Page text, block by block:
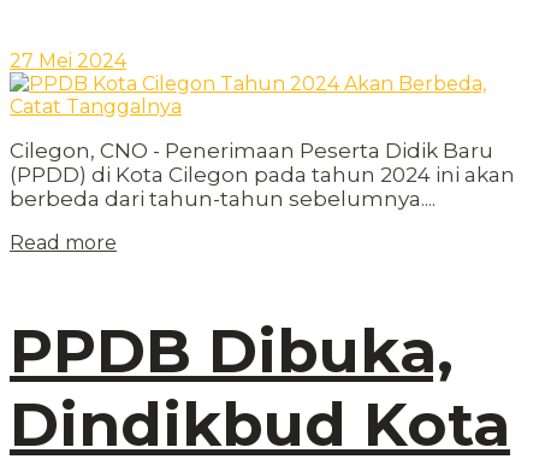
27 Mei 2024
Cilegon, CNO - Penerimaan Peserta Didik Baru
(PPDD) di Kota Cilegon pada tahun 2024 ini akan
berbeda dari tahun-tahun sebelumnya....
Read more
PPDB Dibuka,
Dindikbud Kota